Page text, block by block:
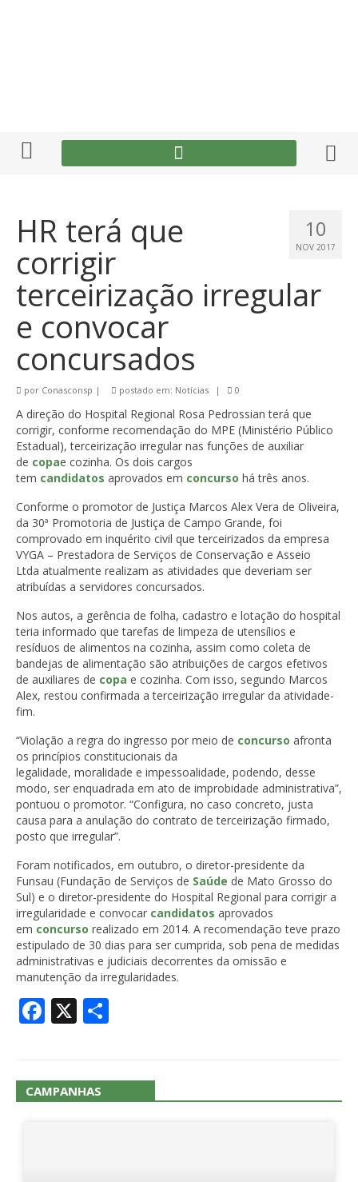
10
NOV 2017
HR terá que
corrigir
terceirização irregular
e convocar
concursados
por Conasconsp | postado em: Notícias | 0
A direção do Hospital Regional Rosa Pedrossian terá que
corrigir, conforme recomendação do MPE (Ministério Público
Estadual), terceirização irregular nas funções de auxiliar
de copae cozinha. Os dois cargos
tem candidatos aprovados em concurso há três anos.
Conforme o promotor de Justiça Marcos Alex Vera de Oliveira,
da 30ª Promotoria de Justiça de Campo Grande, foi
comprovado em inquérito civil que terceirizados da empresa
VYGA – Prestadora de Serviços de Conservação e Asseio
Ltda atualmente realizam as atividades que deveriam ser
atribuídas a servidores concursados.
Nos autos, a gerência de folha, cadastro e lotação do hospital
teria informado que tarefas de limpeza de utensílios e
resíduos de alimentos na cozinha, assim como coleta de
bandejas de alimentação são atribuições de cargos efetivos
de auxiliares de copa e cozinha. Com isso, segundo Marcos
Alex, restou confirmada a terceirização irregular da atividade-
fim.
“Violação a regra do ingresso por meio de concurso afronta
os princípios constitucionais da
legalidade, moralidade e impessoalidade, podendo, desse
modo, ser enquadrada em ato de improbidade administrativa”,
pontuou o promotor. “Configura, no caso concreto, justa
causa para a anulação do contrato de terceirização firmado,
posto que irregular”.
Foram notificados, em outubro, o diretor-presidente da
Funsau (Fundação de Serviços de Saúde de Mato Grosso do
Sul) e o diretor-presidente do Hospital Regional para corrigir a
irregularidade e convocar candidatos aprovados
em concurso realizado em 2014. A recomendação teve prazo
estipulado de 30 dias para ser cumprida, sob pena de medidas
administrativas e judiciais decorrentes da omissão e
manutenção da irregularidades.
Facebook
X
CAMPANHAS